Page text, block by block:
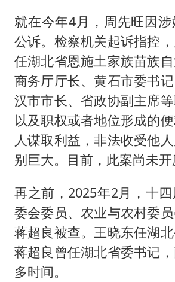
就在今年4月，周先旺因
公诉。检察机关起诉指控
任湖北省恩施土家族苗族
商务厅厅长、黄石市委书
汉市市长、省政协副主席
以及职权或者地位形成的
人谋取利益，非法收受他
别巨大。目前，此案尚未开
再之前，2025年2月，十
委会委员、农业与农村委
蒋超良被查。王晓东任湖北
蒋超良曾任湖北省委书记
多时间。